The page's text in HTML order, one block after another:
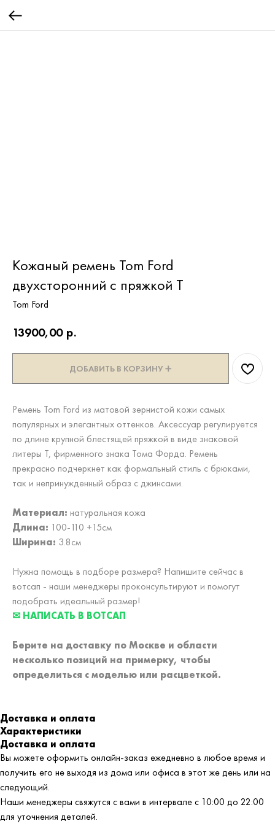
Кожаный ремень Tom Ford
двухсторонний с пряжкой T
Tom Ford
13900,00 р.
ДОБАВИТЬ В КОРЗИНУ ➕
Ремень Tom Ford из матовой зернистой кожи самых
популярных и элегантных оттенков. Аксессуар регулируется
по длине крупной блестящей пряжкой в виде знаковой
литеры Т, фирменного знака Тома Форда. Ремень
прекрасно подчеркнет как формальный стиль с брюками,
так и непринужденный образ с джинсами.
Материал: натуральная кожа
Длина: 100-110 +15см
Ширина: 3.8см
Нужна помощь в подборе размера? Напишите сейчас в
вотсап - наши менеджеры проконсультируют и помогут
подобрать идеальный размер!
✉ НАПИСАТЬ В ВОТСАП
Берите на доставку по Москве и области
несколько позиций на примерку, чтобы
определиться с моделью или расцветкой.
Доставка и оплата
Характеристики
Доставка и оплата
Вы можете оформить онлайн-заказ ежедневно в любое время и
получить его не выходя из дома или офиса в этот же день или на
следующий.
Наши менеджеры свяжутся с вами в интервале с 10:00 до 22:00
для уточнения деталей.